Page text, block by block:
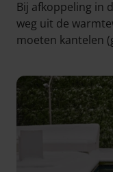
Bij afkoppeling in
weg uit de
moeten kantelen